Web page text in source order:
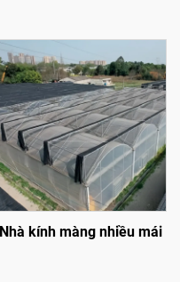
Nhà kính màng nhiều mái